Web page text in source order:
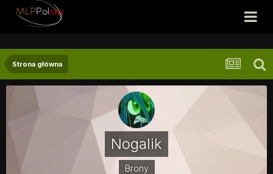
Strona główna
Nogalik
Brony